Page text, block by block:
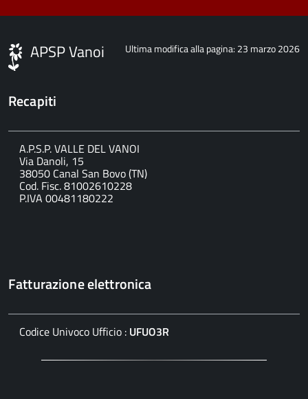
Ultima modifica alla pagina: 23 marzo 2026
APSP Vanoi
Recapiti
A.P.S.P. VALLE DEL VANOI
Via Danoli, 15
38050 Canal San Bovo (TN)
Cod. Fisc. 81002610228
P.IVA 00481180222
Fatturazione elettronica
Codice Univoco Ufficio : UFUO3R